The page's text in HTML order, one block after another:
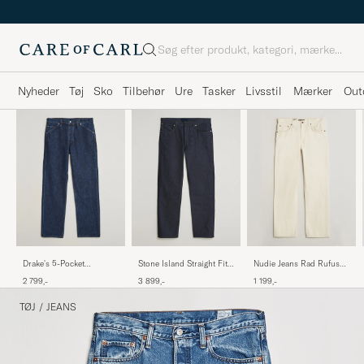
Søg
Nyheder Tøj Sko Tilbehør Ure Tasker Livsstil Mærker
Drake's 5-Pocket
Stone Wash
2 799,-
Stone Island Straight Fit
3 899,-
Nudie Jeans Rad Rufus
1 199,-
TØJ / JEANS